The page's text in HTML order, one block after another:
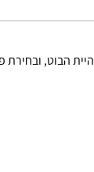
הבוט, ובחירת